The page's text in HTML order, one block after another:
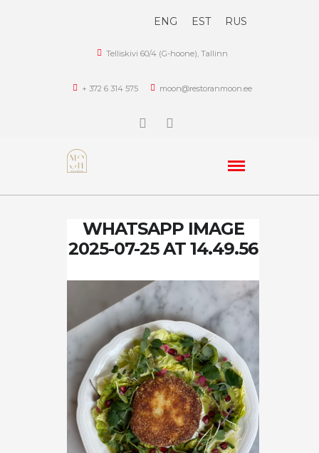
ENG EST RUS
Telliskivi 60/4 (G-hoone), Tallinn
+ 372 6 314 575 moon@restoranmoon.ee
WHATSAPP IMAGE
2025-07-25 AT 14.49.56